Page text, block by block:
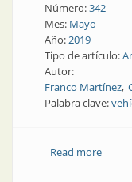
Número:342
Mes: Mayo
Año:2019
Tipo de artículo:
Autor:
Franco Martínez
Palabra clave:
Read moreabout